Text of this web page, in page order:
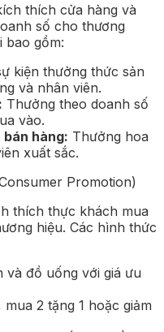
thích cửa hàng và
số cho thương
bao gồm:
kiện thưởng thức sản
và nhân viên.
Thưởng theo doanh số
vào.
hàng: Thưởng hoa
xuất sắc.
Promotion)
thích thực khách mua
hiệu. Các hình thức
và đồ uống với giá ưu
mua 2 tặng 1 hoặc giảm